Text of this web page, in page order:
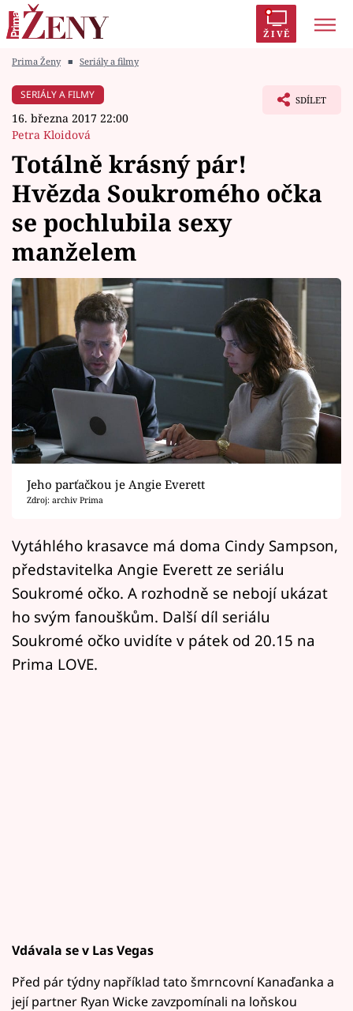
ŽIVĚ
Módní alarm
Témata
Celebrity
Vztahy
Seriály
Horoskopy
Sledujte prima+
Filmový festival Karlovy Vary
Přihlášení
Sledujte nás
Prima Ženy ■ Seriály a filmy
SERIÁLY A FILMY
16. března 2017 22:00
Petra Kloidová
SDÍLET
Totálně krásný pár!
Hvězda Soukromého očka
se pochlubila sexy
manželem
Jeho parťačkou je Angie Everett
Zdroj: archiv Prima
Vytáhlého krasavce má doma Cindy Sampson,
představitelka Angie Everett ze seriálu
Soukromé očko. A rozhodně se nebojí ukázat
ho svým fanouškům. Další díl seriálu
Soukromé očko uvidíte v pátek od 20.15 na
Prima LOVE.
Vdávala se v Las Vegas
Před pár týdny například tato šmrncovní Kanaďanka a
její partner Ryan Wicke zavzpomínali na loňskou